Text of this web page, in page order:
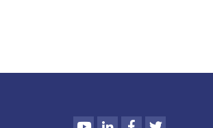
YoutubeLinkedInFacebook